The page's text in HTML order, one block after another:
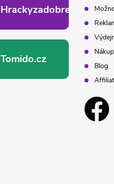
Hrackyzadobrekacky.cz
Tomido.cz
Blog